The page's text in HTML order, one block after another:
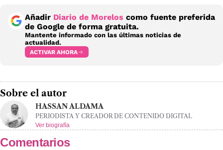
Añadir Diario de Morelos como fuente preferida
de Google de forma gratuita.
Mantente informado con las últimas noticias de
actualidad.
ACTIVAR AHORA
Sobre el autor
HASSAN ALDAMA
PERIODISTA Y CREADOR DE CONTENIDO DIGITAL
Ver biografía
Comentarios